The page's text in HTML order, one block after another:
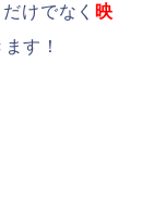
けでなく 映
す！